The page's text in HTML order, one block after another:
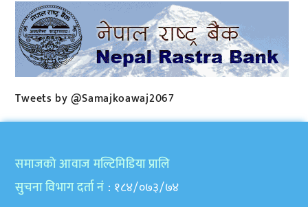
Tweets by @Samajkoawaj2067
समाजकाे आवाज मल्टिमिडिया प्रालि
सुचना विभाग दर्ता नं : १८४/०७३/७४